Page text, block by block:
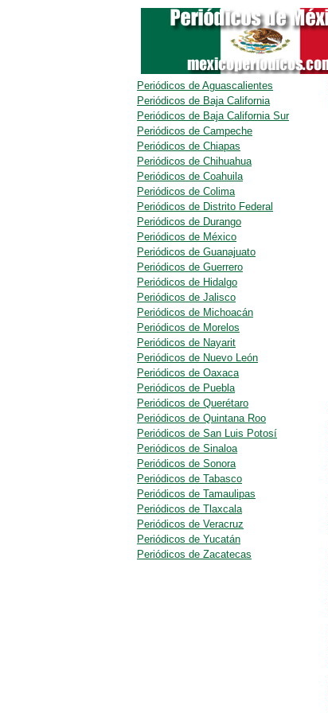
Periódicos de Aguascalientes
Periódicos de Baja California
Periódicos de Baja California Sur
Periódicos de Campeche
Periódicos de Chiapas
Periódicos de Chihuahua
Periódicos de Coahuila
Periódicos de Colima
Periódicos de Distrito Federal
Periódicos de Durango
Periódicos de México
Periódicos de Guanajuato
Periódicos de Guerrero
Periódicos de Hidalgo
Periódicos de Jalisco
Periódicos de Michoacán
Periódicos de Morelos
Periódicos de Nayarit
Periódicos de Nuevo León
Periódicos de Oaxaca
Periódicos de Puebla
Periódicos de Querétaro
Periódicos de Quintana Roo
Periódicos de San Luis Potosí
Periódicos de Sinaloa
Periódicos de Sonora
Periódicos de Tabasco
Periódicos de Tamaulipas
Periódicos de Tlaxcala
Periódicos de Veracruz
Periódicos de Yucatán
Periódicos de Zacatecas